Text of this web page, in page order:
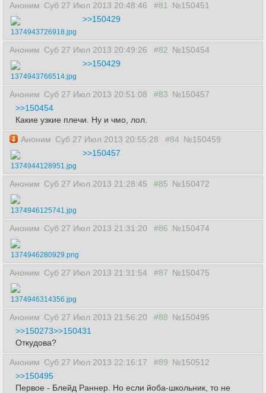
Аноним Суб 27 Июл 2013 20:48:46 #81 №150451
1374943726918.jpg
>>150429
Аноним Суб 27 Июл 2013 20:49:26 #82 №150454
1374943766514.jpg
>>150429
Аноним Суб 27 Июл 2013 20:51:08 #83 №150457
>>150454
Какие узкие плечи. Ну и чмо, лол.
Аноним Суб 27 Июл 2013 20:55:28 #84 №150459
1374944128951.jpg
>>150457
Аноним Суб 27 Июл 2013 21:28:45 #85 №150472
1374946125741.jpg
Аноним Суб 27 Июл 2013 21:31:20 #86 №150474
1374946280929.png
Аноним Суб 27 Июл 2013 21:31:54 #87 №150475
1374946314356.jpg
Аноним Суб 27 Июл 2013 21:56:20 #88 №150495
>>150273>>150431
Откудова?
Аноним Суб 27 Июл 2013 22:16:17 #89 №150512
>>150495
Первое - Блейд Раннер. Но если йоба-школьник, то не